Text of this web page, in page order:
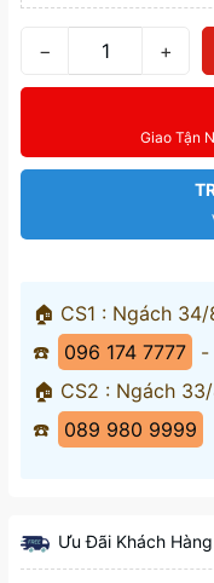
− +
Giao Tận
🏠 CS1 : Ngách
☎️
096 174 7777 -
🏠 CS2 : Ngách
☎️
089 980 9999
Ưu Đãi Khách